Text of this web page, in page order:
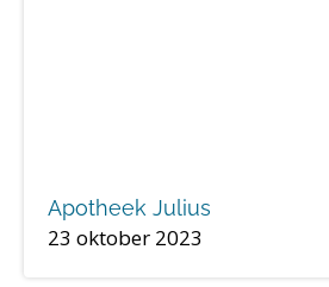
Apotheek Julius
23 oktober 2023